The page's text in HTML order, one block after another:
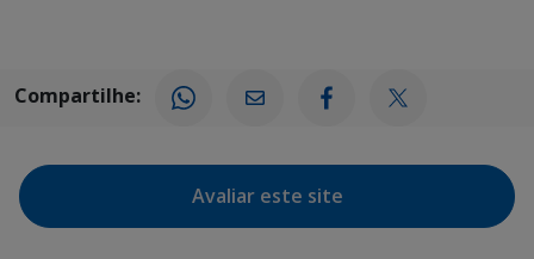
Compartilhe:
Avaliar este site